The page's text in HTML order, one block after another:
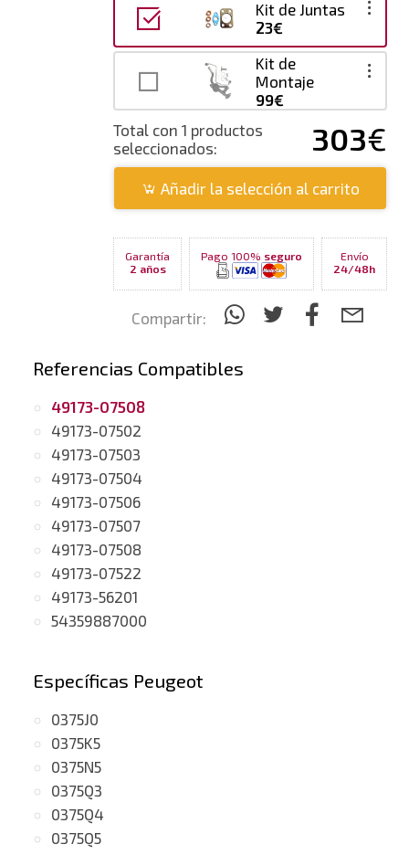
Kit de Juntas
23€
Kit de
Montaje
99€
Total con 1 productos
seleccionados:
303€
Añadir la selección al carrito
Garantía
2 años
Pago 100% seguro
Envío
24/48h
Compartir:
Referencias Compatibles
49173-07508
49173-07502
49173-07503
49173-07504
49173-07506
49173-07507
49173-07508
49173-07522
49173-56201
54359887000
Específicas Peugeot
0375J0
0375K5
0375N5
0375Q3
0375Q4
0375Q5